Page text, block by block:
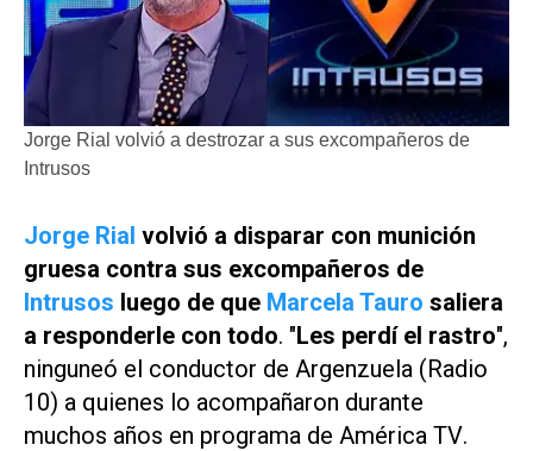
Jorge Rial volvió a destrozar a sus excompañeros de
Intrusos
Jorge Rial volvió a disparar con munición
gruesa contra sus excompañeros de
Intrusos luego de que Marcela Tauro saliera
a responderle con todo. "Les perdí el rastro",
ninguneó el conductor de Argenzuela (Radio
10) a quienes lo acompañaron durante
muchos años en programa de América TV.